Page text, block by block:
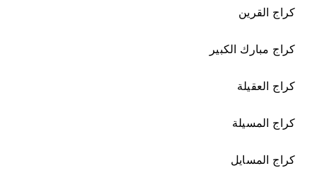
كراج القرين
كراج مبارك الكبير
كراج العقيلة
كراج المسيلة
كراج المسايل